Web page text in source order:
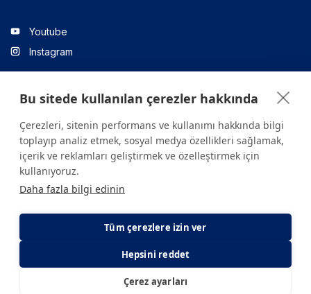
E-Randevu
Youtube
Instagram
Linkedin
Sitede yer alan tüm içerikler yalnızca bilgilendirme amaçlıdır.
Sağlığınızla ilgili sorularınız için mutlaka doktoruza ya da bir sağlık
kuruluşuna başvurunuz.
Gizlilik ve Çerez Politikası KVKK Aydınlatma Metni
Bu sitede kullanılan çerezler hakkında
Çerezleri, sitenin performans ve kullanımı hakkında bilgi
toplayıp analiz etmek, sosyal medya özellikleri sağlamak,
içerik ve reklamları geliştirmek ve özelleştirmek için
kullanıyoruz.
Daha fazla bilgi edinin
Tüm çerezlere izin ver
Hepsini reddet
Çerez ayarları